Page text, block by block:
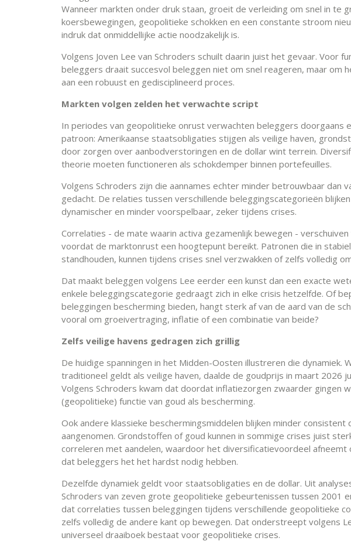
Wanneer markten onder druk staan, groeit de verleiding om snel in te
koersbewegingen, geopolitieke schokken en een constante stroom
indruk dat onmiddellijke actie noodzakelijk is.
Volgens Joven Lee van Schroders schuilt daarin juist het gevaar. Voor
beleggers draait succesvol beleggen niet om snel reageren, maar om
aan een robuust en gedisciplineerd proces.
Markten volgen zelden het verwachte script
In periodes van geopolitieke onrust verwachten beleggers doorgaans
patroon: Amerikaanse staatsobligaties stijgen als veilige haven,
door zorgen over aanbodverstoringen en de dollar wint terrein.
theorie moeten functioneren als schokdemper binnen portefeuilles.
Volgens Schroders zijn die aannames echter minder betrouwbaar dan
gedacht. De relaties tussen verschillende beleggingscategorieën
dynamischer en minder voorspelbaar, zeker tijdens crises.
Correlaties - de mate waarin activa gezamenlijk bewegen - verschuiven
voordat de marktonrust een hoogtepunt bereikt. Patronen die in
standhouden, kunnen tijdens crises snel verzwakken of zelfs volledig
Dat maakt beleggen volgens Lee eerder een kunst dan een exacte
enkele beleggingscategorie gedraagt zich in elke crisis hetzelfde. Of
beleggingen bescherming bieden, hangt sterk af van de aard van de
vooral om groeivertraging, inflatie of een combinatie van beide?
Zelfs veilige havens gedragen zich grillig
De huidige spanningen in het Midden-Oosten illustreren die dynamiek.
traditioneel geldt als veilige haven, daalde de goudprijs in maart 2026
Volgens Schroders kwam dat doordat inflatiezorgen zwaarder gingen
(geopolitieke) functie van goud als bescherming.
Ook andere klassieke beschermingsmiddelen blijken minder consistent
aangenomen. Grondstoffen of goud kunnen in sommige crises juist
correleren met aandelen, waardoor het diversificatievoordeel afneemt
dat beleggers het het hardst nodig hebben.
Dezelfde dynamiek geldt voor staatsobligaties en de dollar. Uit
Schroders van zeven grote geopolitieke gebeurtenissen tussen 2001
dat correlaties tussen beleggingen tijdens verschillende geopolitieke
zelfs volledig de andere kant op bewegen. Dat onderstreept volgens
universeel draaiboek bestaat voor geopolitieke crises.